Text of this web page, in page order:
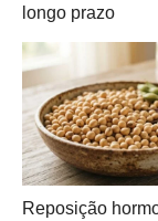
longo prazo
Reposição